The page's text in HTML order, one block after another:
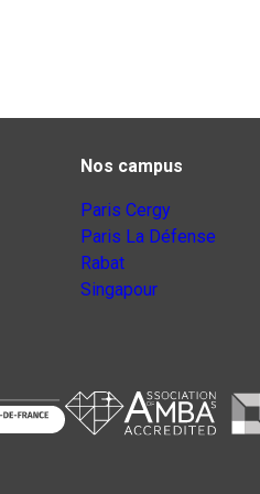
Nos campus
Paris Cergy
Paris La Défense
Rabat
Singapour